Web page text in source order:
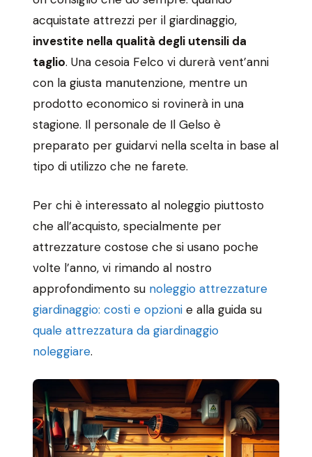
acquistate attrezzi per il giardinaggio,
investite nella qualità degli utensili da
taglio. Una cesoia Felco vi durerà vent’anni
con la giusta manutenzione, mentre un
prodotto economico si rovinerà in una
stagione. Il personale de Il Gelso è
preparato per guidarvi nella scelta in base al
tipo di utilizzo che ne farete.
Per chi è interessato al noleggio piuttosto
che all’acquisto, specialmente per
attrezzature costose che si usano poche
volte l’anno, vi rimando al nostro
approfondimento su noleggio attrezzature
giardinaggio: costi e opzioni e alla guida su
quale attrezzatura da giardinaggio
noleggiare.